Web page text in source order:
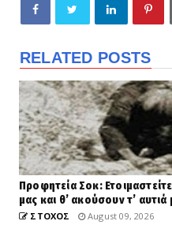
RELATED POSTS
Προφητεία Σοκ:
μας και θ’ ακούσουν τ’
ΣΤΟΧΟΣ August 09, 2026